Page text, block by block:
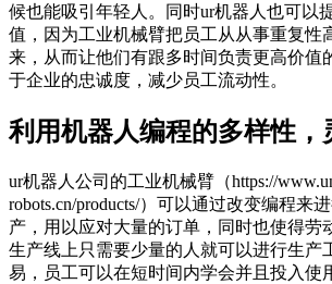
候也能吸引年轻人。同时ur机器人也可以
值，因为工业机械臂把员工从从事重复性
来，从而让他们有跟多时间负责更高价值
于企业的忠诚度，减少员工流动性。
利用机器人编程的多样性，
ur机器人公司的工业机械臂（https://
robots.cn/products/）可以通过改变编程来
产，用以应对大量的订单，同时也使得劳
生产线上只需要少量的人就可以进行生产
易，员工可以在短时间内学会并且投入使